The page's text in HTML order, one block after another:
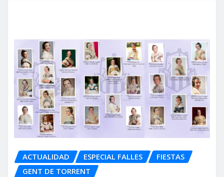
ACTUALIDAD ESPECIAL FALLES
FIESTAS
GENT DE TORRENT